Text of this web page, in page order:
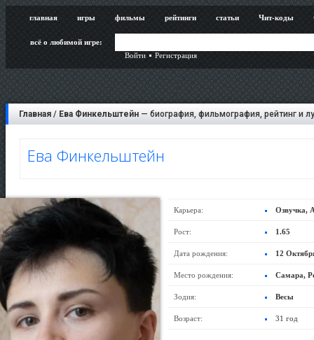
главная игры фильмы рейтинги статьи Чит-коды
всё о любимой игре:
Войти
Регистрация
Главная / Ева Финкельштейн — биография, фильмография, рейтинг и
Ева Финкельштейн
Карьера: Озвучка,
Рост: 1.65
Дата рождения: 12
Место рождения: Самара,
Зодия: Весы
Возраст: 31 год